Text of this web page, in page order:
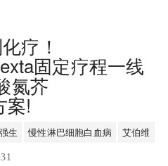
疗！
固定疗程一线
氮芥
案!
强生 慢性淋巴细胞白血病 艾伯维